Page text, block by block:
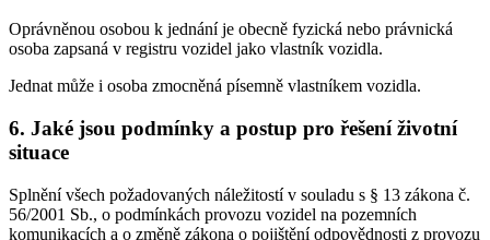
Oprávněnou osobou k jednání je obecně fyzická nebo právnická
osoba zapsaná v registru vozidel jako vlastník vozidla.
Jednat může i osoba zmocněná písemně vlastníkem vozidla.
6. Jaké jsou podmínky a postup pro řešení životní
situace
Splnění všech požadovaných náležitostí v souladu s § 13 zákona č.
56/2001 Sb., o podmínkách provozu vozidel na pozemních
komunikacích a o změně zákona o pojištění odpovědnosti z provozu